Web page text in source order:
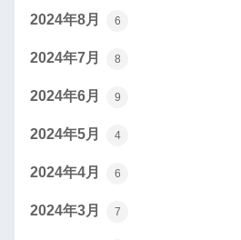
2024年8月 6
2024年7月 8
2024年6月 9
2024年5月 4
2024年4月 6
2024年3月 7